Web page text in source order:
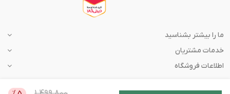
ما را بیشتر بشناسید
خدمات مشتریان
اطلاعات فروشگاه